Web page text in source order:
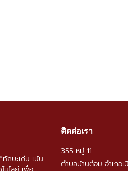
กษะเด่น เน้น
ติดต่อเรา
355 หมู่ 11
ตำบลบ้านต๋อม อำเภอเ